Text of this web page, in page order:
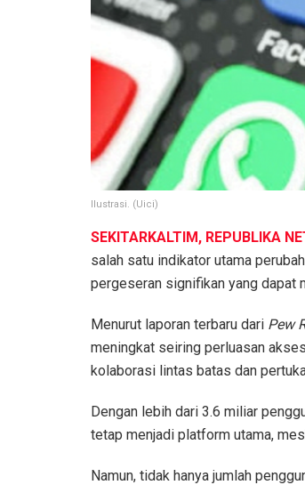
Ilustrasi. (Uici)
SEKITARKALTIM, REPUBLIKA
salah satu indikator utama
pergeseran signifikan yang dapat
Menurut laporan terbaru dari Pew
meningkat seiring perluasan
kolaborasi lintas batas dan
Dengan lebih dari 3.6 miliar
tetap menjadi platform utama,
Namun, tidak hanya jumlah